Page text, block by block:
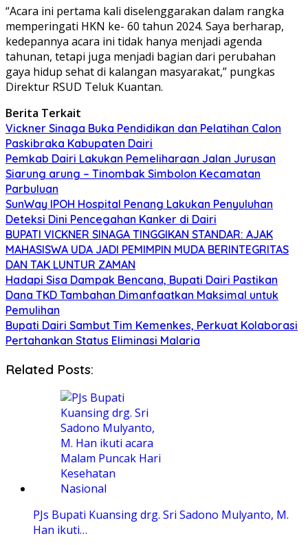
“Acara ini pertama kali diselenggarakan dalam rangka
memperingati HKN ke- 60 tahun 2024. Saya berharap,
kedepannya acara ini tidak hanya menjadi agenda
tahunan, tetapi juga menjadi bagian dari perubahan
gaya hidup sehat di kalangan masyarakat,” pungkas
Direktur RSUD Teluk Kuantan.
Berita Terkait
Vickner Sinaga Buka Pendidikan dan Pelatihan Calon
Paskibraka Kabupaten Dairi
Pemkab Dairi Lakukan Pemeliharaan Jalan Jurusan
Siarung arung – Tinombak Simbolon Kecamatan
Parbuluan
SunWay IPOH Hospital Penang Lakukan Penyuluhan
Deteksi Dini Pencegahan Kanker di Dairi
BUPATI VICKNER SINAGA TINGGIKAN STANDAR: AJAK
MAHASISWA UDA JADI PEMIMPIN MUDA BERINTEGRITAS
DAN TAK LUNTUR ZAMAN
Hadapi Sisa Dampak Bencana, Bupati Dairi Pastikan
Dana TKD Tambahan Dimanfaatkan Maksimal untuk
Pemulihan
Bupati Dairi Sambut Tim Kemenkes, Perkuat Kolaborasi
Pertahankan Status Eliminasi Malaria
Related Posts:
PJs Bupati Kuansing drg. Sri Sadono Mulyanto, M.
Han ikuti…